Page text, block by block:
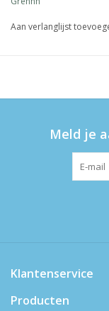
Aan verlanglijst
Meld je
Klantenservice
Producten